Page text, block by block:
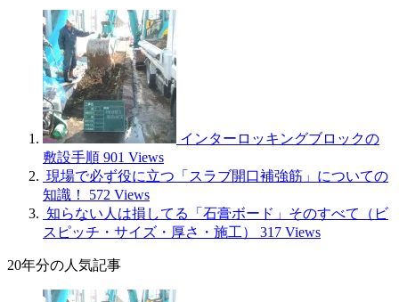
インターロッキングブロックの
敷設手順 901 Views
現場で必ず役に立つ「スラブ開口補強筋」についての
知識！
572 Views
知らない人は損してる「石膏ボード」そのすべて（ビ
スピッチ・サイズ・厚さ・施工）
317 Views
20年分の人気記事